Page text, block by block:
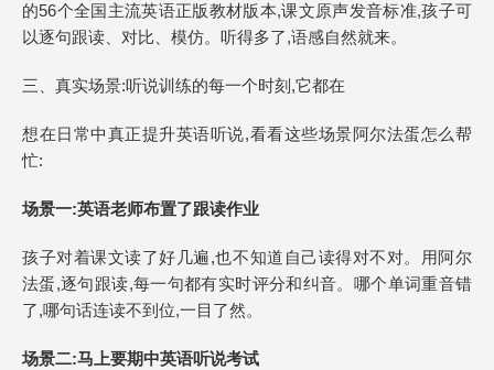
的56个全国主流英语正版教材版本,课文原声发音标准,孩子可
以逐句跟读、对比、模仿。听得多了,语感自然就来。
三、真实场景:听说训练的每一个时刻,它都在
想在日常中真正提升英语听说,看看这些场景阿尔法蛋怎么帮
忙:
场景一:英语老师布置了跟读作业
孩子对着课文读了好几遍,也不知道自己读得对不对。用阿尔
法蛋,逐句跟读,每一句都有实时评分和纠音。哪个单词重音错
了,哪句话连读不到位,一目了然。
场景二:马上要期中英语听说考试